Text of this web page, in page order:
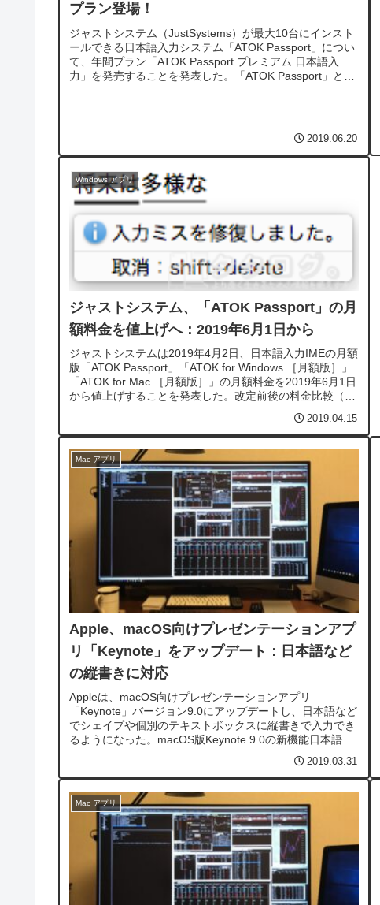
プラン登場！
ジャストシステム（JustSystems）が最大10台にインスト
ールできる日本語入力システム「ATOK Passport」につい
て、年間プラン「ATOK Passport プレミアム 日本語入
力」を発売することを発表した。「ATOK Passport」と
2019.06.20
Windows アプリ
ジャストシステム、「ATOK Passport」の月
額料金を値上げへ：2019年6月1日から
ジャストシステムは2019年4月2日、日本語入力IMEの月額
版「ATOK Passport」「ATOK for Windows ［月額版］」
「ATOK for Mac ［月額版］」の月額料金を2019年6月1日
から値上げすることを発表した。改定前後の料金比較（い
2019.04.15
Mac アプリ
Apple、macOS向けプレゼンテーションアプ
リ「Keynote」をアップデート：日本語など
の縦書きに対応
Appleは、macOS向けプレゼンテーションアプリ
「Keynote」バージョン9.0にアップデートし、日本語など
でシェイプや個別のテキストボックスに縦書きで入力でき
るようになった。macOS版Keynote 9.0の新機能日本語、
中国語、韓国語で、シェイプやテキストボックス内の縦書
2019.03.31
Mac アプリ